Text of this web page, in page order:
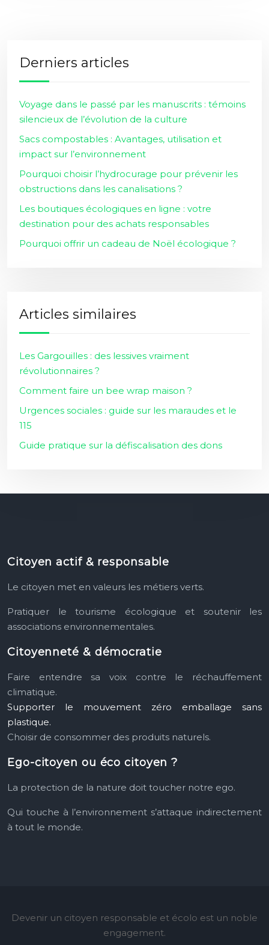
Derniers articles
Voyage dans le passé par les manuscrits : témoins
silencieux de l’évolution de la culture
Sacs compostables : Avantages, utilisation et
impact sur l’environnement
Pourquoi choisir l’hydrocurage pour prévenir les
obstructions dans les canalisations ?
Les boutiques écologiques en ligne : votre
destination pour des achats responsables
Pourquoi offrir un cadeau de Noël écologique ?
Articles similaires
Les Gargouilles : des lessives vraiment
révolutionnaires ?
Comment faire un bee wrap maison ?
Urgences sociales : guide sur les maraudes et le
115
Guide pratique sur la défiscalisation des dons
Citoyen actif & responsable
Le citoyen met en valeurs les métiers verts.
Pratiquer le tourisme écologique et soutenir les
associations environnementales.
Citoyenneté & démocratie
Faire entendre sa voix contre le réchauffement
climatique.
Supporter le mouvement zéro emballage sans
plastique.
Choisir de consommer des produits naturels.
Ego-citoyen ou éco citoyen ?
La protection de la nature doit toucher notre ego.
Qui touche à l’environnement s’attaque indirectement
à tout le monde.
Devenir un citoyen responsable et écolo est un noble
engagement.